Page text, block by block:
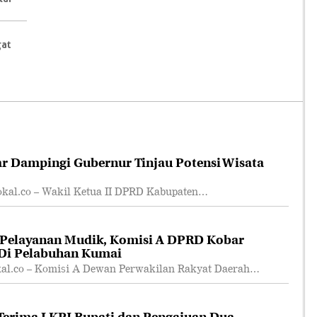
Dampingi Gubernur Tinjau Potensi Wisata
– Wakil Ketua II DPRD Kabupaten…
Mudik, Komisi A DPRD Kobar
Pelabuhan Kumai
– Komisi A Dewan Perwakilan Rakyat Daerah…
LKPJ Bupati dan Pengajuan Dua